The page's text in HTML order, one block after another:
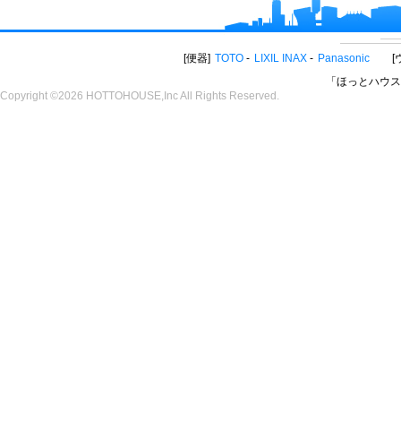
便器 TOTO LIXIL INAX Panasonic
「ほっとハウ
Copyright ©2026 HOTTOHOUSE,Inc All Rights Reserved.